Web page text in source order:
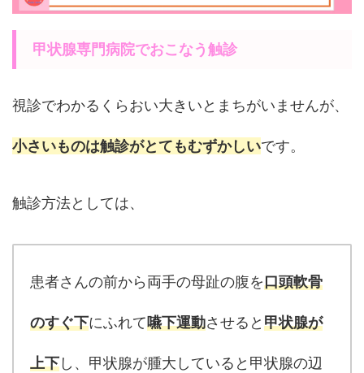
甲状腺専門病院でおこなう触診
視診でわかるくらおい大きいとまちがいませんが、
小さいものは触診がとてもむずかしいです。
触診方法としては、
患者さんの前から両手の母趾の腹を口頭軟骨
のすぐ下にふれて嚥下運動させると甲状腺が
上下し、甲状腺が腫大していると甲状腺の辺